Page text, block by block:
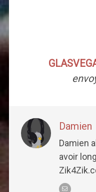
Damien
Damien
avoir